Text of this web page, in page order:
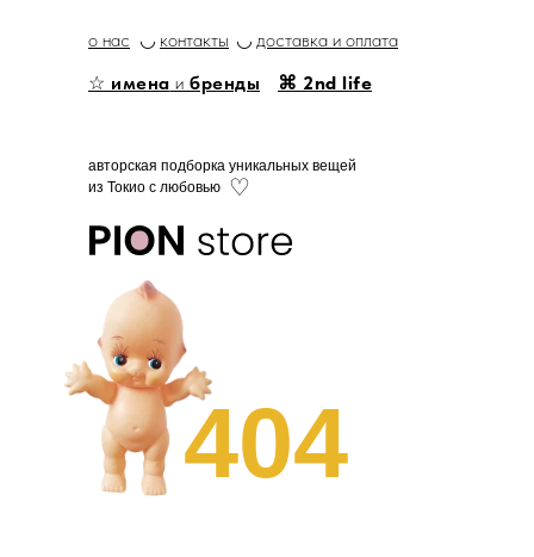
авторская подборка уникальных вещей
из Токио с любовью ♡
404
⌘ 2nd life
☆ имена и бренды
доставка и оплата
◡ ◡
контакты
о нас